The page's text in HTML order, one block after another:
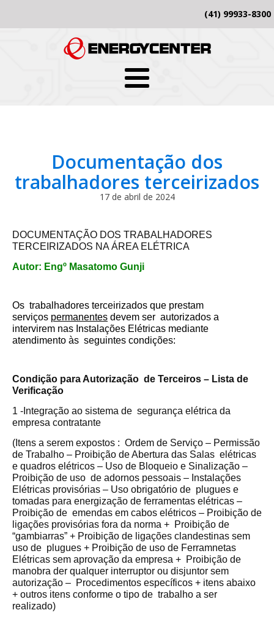
(41) 99933-8300
Documentação dos
trabalhadores terceirizados
17 de abril de 2024
DOCUMENTAÇÃO DOS TRABALHADORES
TERCEIRIZADOS NA ÁREA ELÉTRICA
Autor: Engº Masatomo Gunji
Os trabalhadores terceirizados que prestam
serviços permanentes devem ser autorizados a
intervirem nas Instalações Elétricas mediante
atendimento às seguintes condições:
Condição para Autorização de Terceiros – Lista de
Verificação
1 -Integração ao sistema de segurança elétrica da
empresa contratante
(Itens a serem expostos : Ordem de Serviço – Permissão
de Trabalho – Proibição de Abertura das Salas elétricas
e quadros elétricos – Uso de Bloqueio e Sinalização –
Proibição de uso de adornos pessoais – Instalações
Elétricas provisórias – Uso obrigatório de plugues e
tomadas para energização de ferramentas elétricas –
Proibição de emendas em cabos elétricos – Proibição de
ligações provisórias fora da norma + Proibição de
“gambiarras” + Proibição de ligações clandestinas sem
uso de plugues + Proibição de uso de Ferramnetas
Elétricas sem aprovação da empresa + Proibição de
manobra der qualquer interruptor ou disjuntor sem
autorização – Procedimentos específicos + itens abaixo
+ outros itens conforme o tipo de trabalho a ser
realizado)